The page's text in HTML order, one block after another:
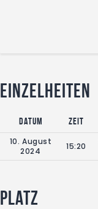
Einzelheiten
Datum Zeit
10. August
2024
15:20
Platz